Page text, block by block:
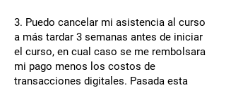
3. Puedo cancelar mi asistencia al curso
a más tardar 3 semanas antes de iniciar
el curso, en cual caso se me rembolsara
mi pago menos los costos de
transacciones digitales. Pasada esta